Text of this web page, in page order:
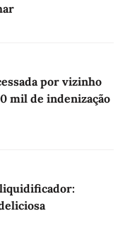
por vizinho
mil de indenização